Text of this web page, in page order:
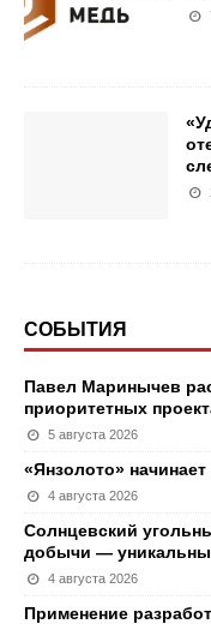
СОБЫТИЯ
Павел Маринычев
приоритетных
5 августа 2026
«Янзолото»
4 августа 2026
Солнцевский
добычи —
4 августа 2026
Применение